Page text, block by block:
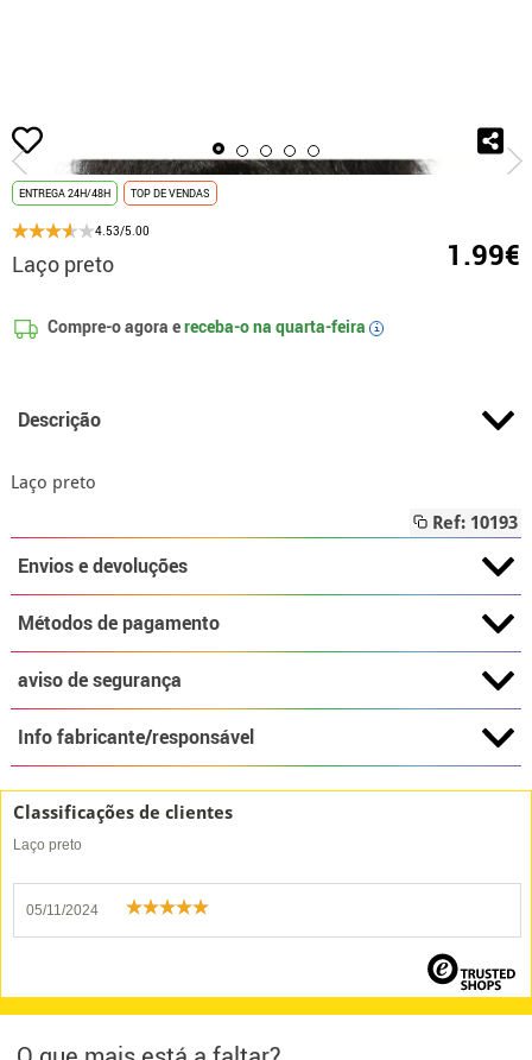
início
ENTREGA 24H/48H TOP DE VENDAS
4.53/5.00
Laço preto 1.99€
Compre-o agora ereceba-o na quarta-feira i
Descrição
Laço preto
Ref: 10193
Envios e devoluções
Métodos de pagamento
aviso de segurança
Info fabricante/responsável
Classificações de clientes
Laço preto
05/11/2024